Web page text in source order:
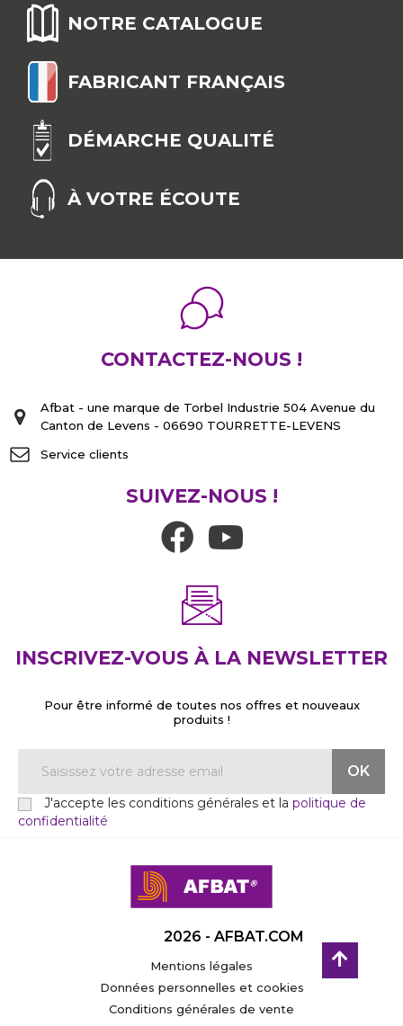
NOTRE CATALOGUE
FABRICANT FRANÇAIS
DÉMARCHE QUALITÉ
À VOTRE ÉCOUTE
CONTACTEZ-NOUS !
Afbat - une marque de Torbel Industrie 504 Avenue du
Canton de Levens - 06690 TOURRETTE-LEVENS
Service clients
SUIVEZ-NOUS !
INSCRIVEZ-VOUS À LA NEWSLETTER
Pour être informé de toutes nos offres et nouveaux
produits !
J'accepte les conditions générales et la politique de
confidentialité
2026 - AFBAT.COM
Mentions légales
Données personnelles et cookies
Conditions générales de vente